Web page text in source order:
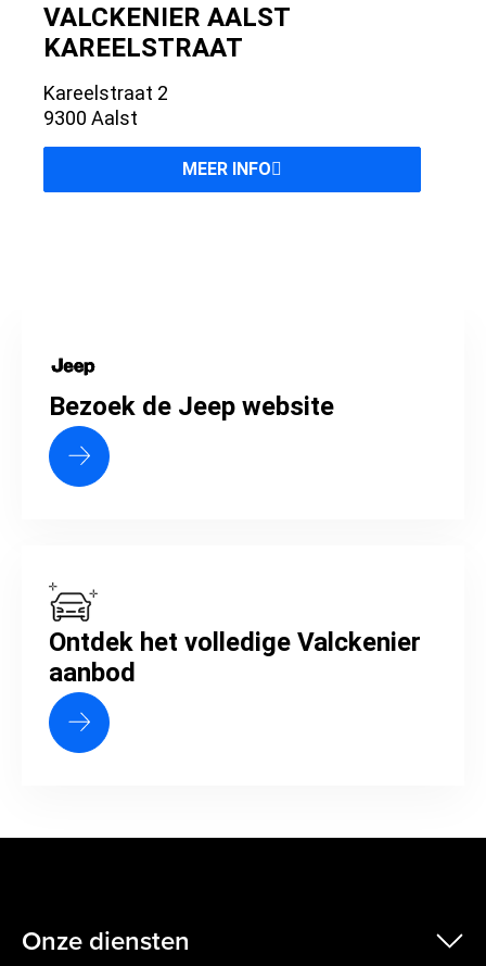
VALCKENIER AALST
KAREELSTRAAT
Kareelstraat 2
9300 Aalst
MEER INFO
Bezoek de Jeep website
Ontdek het volledige Valckenier
aanbod
Onze diensten